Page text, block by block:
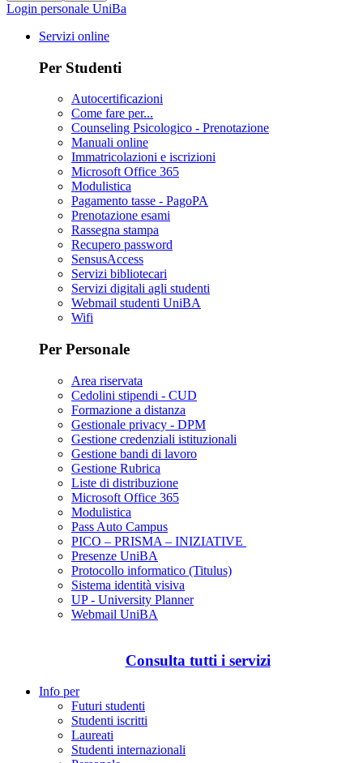
Login personale UniBa
Servizi online
Per Studenti
Autocertificazioni
Come fare per...
Counseling Psicologico - Prenotazione
Manuali online
Immatricolazioni e iscrizioni
Microsoft Office 365
Modulistica
Pagamento tasse - PagoPA
Prenotazione esami
Rassegna stampa
Recupero password
SensusAccess
Servizi bibliotecari
Servizi digitali agli studenti
Webmail studenti UniBA
Wifi
Per Personale
Area riservata
Cedolini stipendi - CUD
Formazione a distanza
Gestionale privacy - DPM
Gestione credenziali istituzionali
Gestione bandi di lavoro
Gestione Rubrica
Liste di distribuzione
Microsoft Office 365
Modulistica
Pass Auto Campus
PICO – PRISMA – INIZIATIVE
Presenze UniBA
Protocollo informatico (Titulus)
Sistema identità visiva
UP - University Planner
Webmail UniBA
Consulta tutti i servizi
Info per
Futuri studenti
Studenti iscritti
Laureati
Studenti internazionali